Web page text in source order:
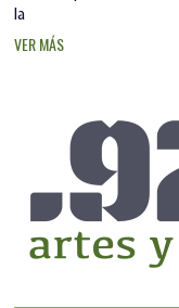
la
VER MÁS